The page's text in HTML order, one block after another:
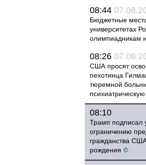
08:44
Бюджетные
университетах
олимпиадникам
08:26
США просят
пехотинца
тюремной
психиатрическую
08:10
Трамп подписал
ограничению
гражданства
рождения ©